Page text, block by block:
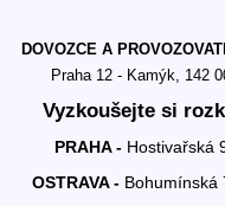
DOVOZCE A
Praha 12 - Kamýk, 142
Vyzkoušejte si
PRAHA - Hostivařská
OSTRAVA - Bohumínská